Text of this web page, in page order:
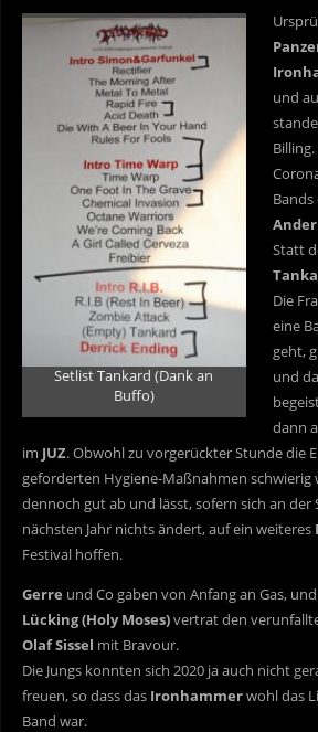
Setlist Tankard (Dank an
Buffo)
und
Billing.
Bands
Statt
Die
eine
geht,
und
dann
im JUZ. Obwohl zu vorgerückter Stunde die
geforderten Hygiene-Maßnahmen schwierig
dennoch gut ab und lässt, sofern sich an der
nächsten Jahr nichts ändert, auf ein weiteres
Festival hoffen.
Gerre und Co gaben von Anfang an Gas,
Lücking (Holy Moses)vertrat den
Olaf Sissel mit Bravour.
Die Jungs konnten sich 2020 ja auch nicht
freuen, so dass das Ironhammerwohl das
Band war.